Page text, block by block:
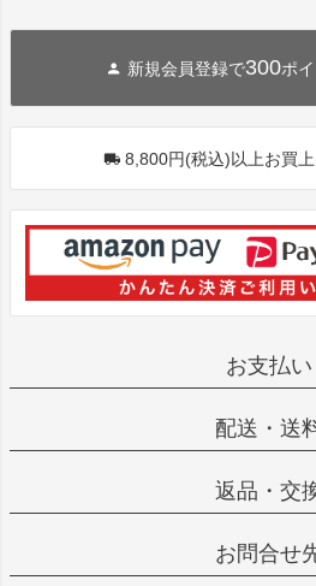
新規会員登録で300ポ
8,800円(税込)以上お買
お支払い
配送・送
返品・交
お問合せ